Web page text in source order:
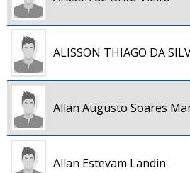
ALISSON THIAGO DA
Allan Augusto Soares
Allan Estevam Landin